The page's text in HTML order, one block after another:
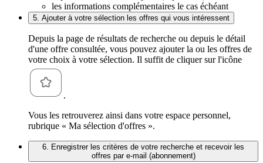
les informations complémentaires le cas échéant
5. Ajouter à votre sélection les offres qui vous intéressent
Depuis la page de résultats de recherche ou depuis le détail
d'une offre consultée, vous pouvez ajouter la ou les offres de
votre choix à votre sélection. Il suffit de cliquer sur l'icône
.
Vous les retrouverez ainsi dans votre espace personnel,
rubrique « Ma sélection d'offres ».
6. Enregistrer les critères de votre recherche et recevoir les
offres par e-mail (abonnement)